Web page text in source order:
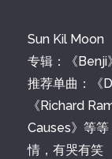
Sun Kil Moon
专辑：《Benji
推荐单曲：《
《Richard
Causes》等
情，有哭有笑